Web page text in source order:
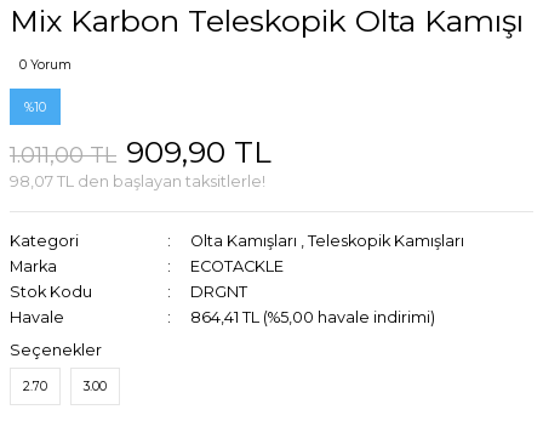
Mix Karbon Teleskopik Olta Kamışı
0 Yorum
%10
1.011,00 TL 909,90 TL
98,07 TL den başlayan taksitlerle!
Kategori Olta Kamışları , Teleskopik Kamışları
Marka
ECOTACKLE
Stok Kodu
DRGNT
Havale
864,41 TL (%5,00 havale indirimi)
Seçenekler
2.70 3.00